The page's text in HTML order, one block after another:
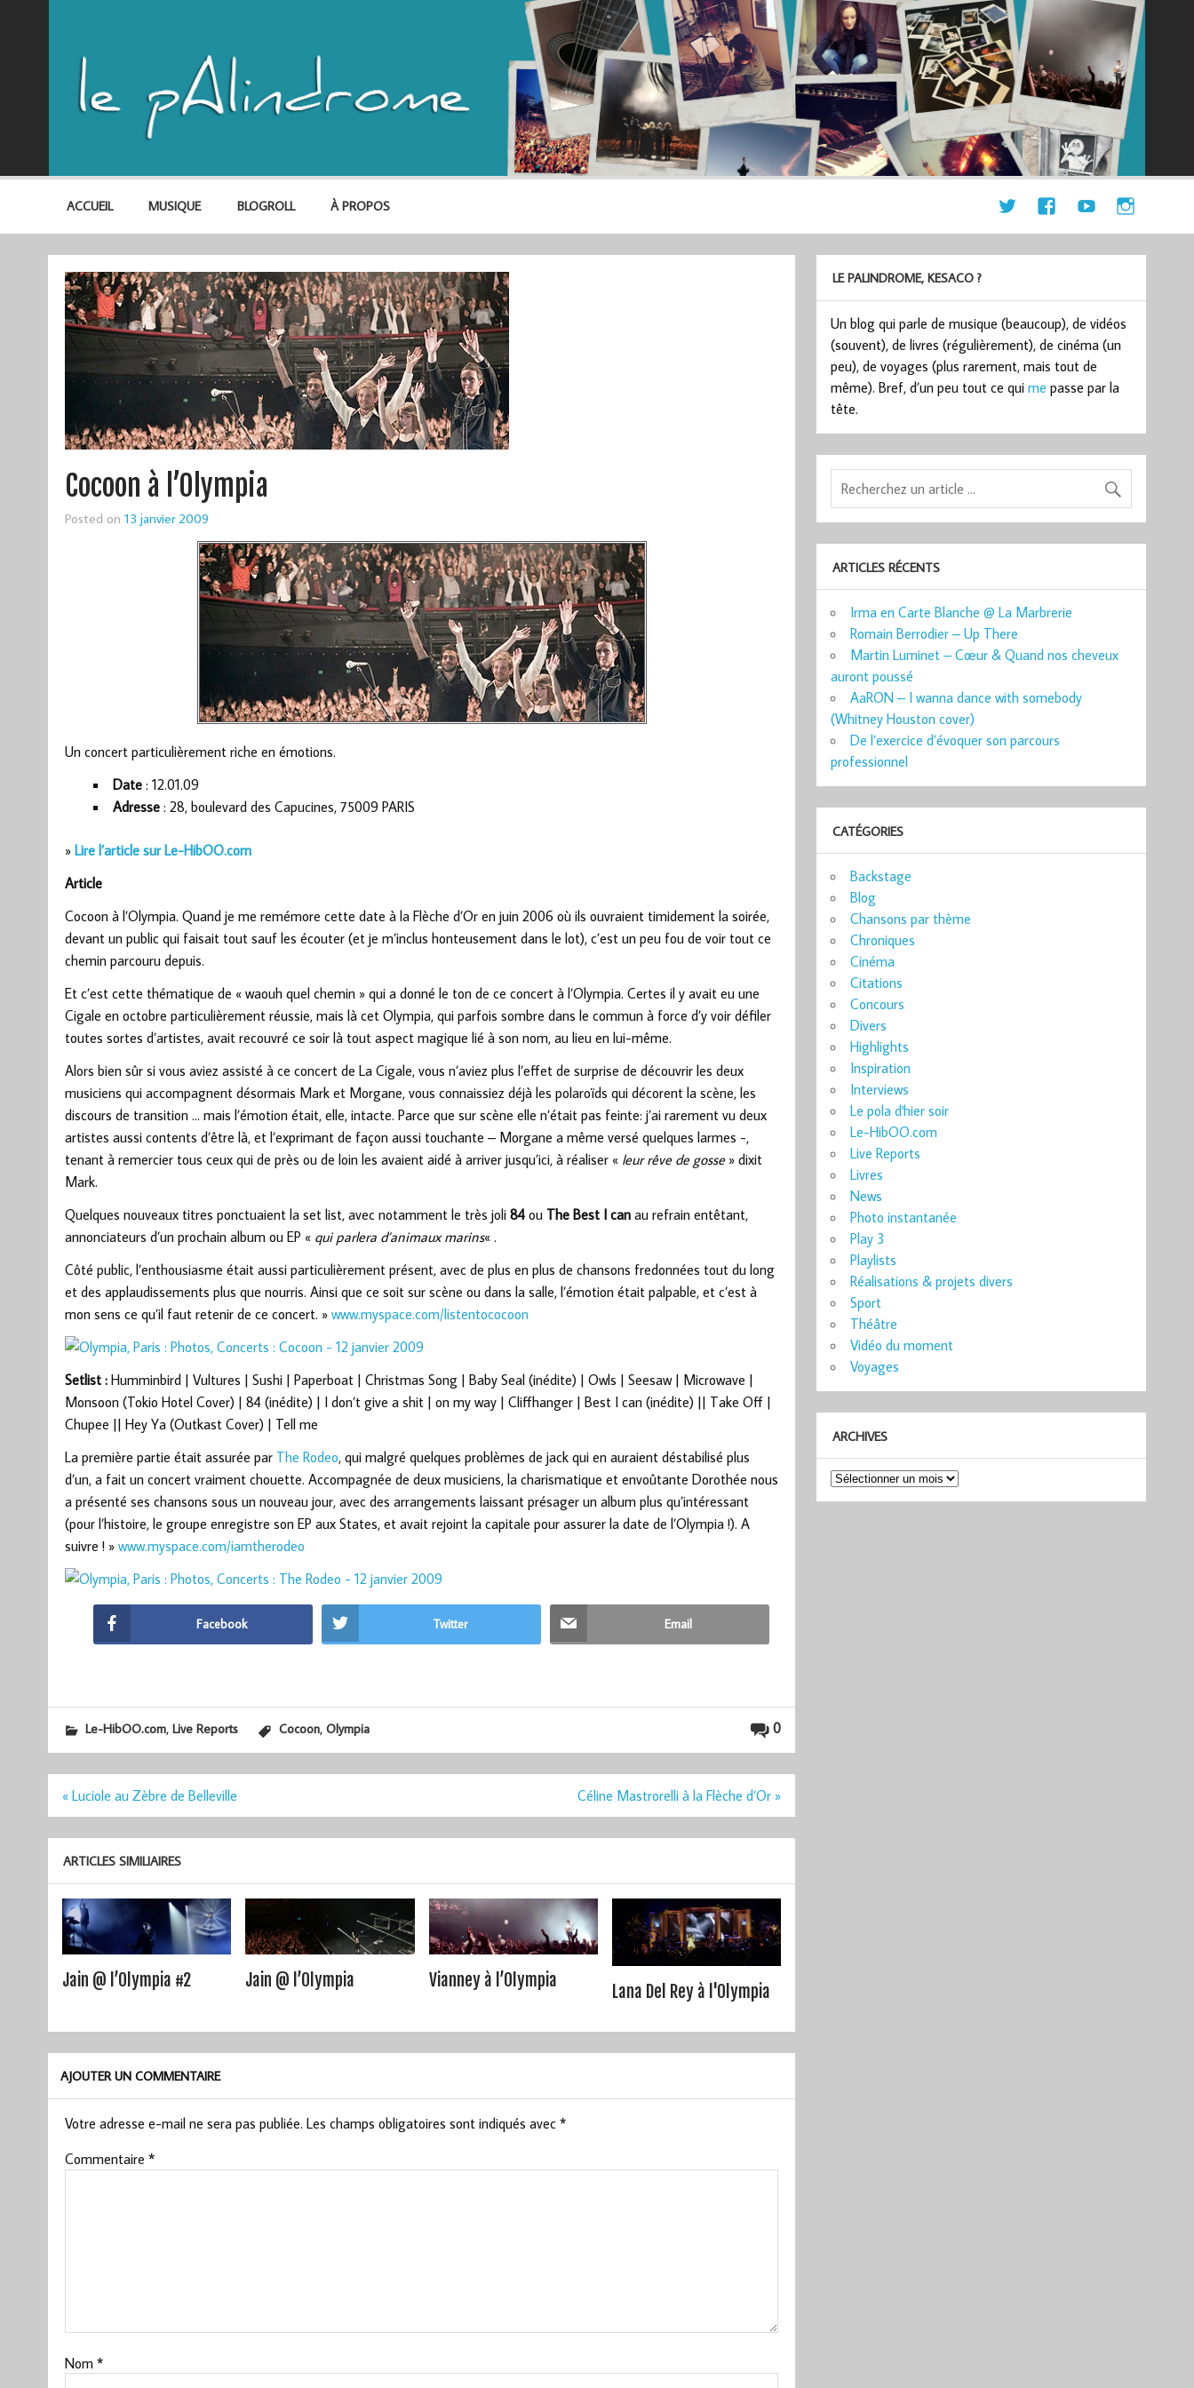
ACCUEIL MUSIQUE BLOGROLL À PROPOS
Cocoon à l’Olympia
Posted on 13 janvier 2009
Un concert particulièrement riche en émotions.
Date: 12.01.09
Adresse: 28, boulevard des Capucines, 75009 PARIS
» Lire l’article sur Le-HibOO.com
Article
Cocoon à l’Olympia. Quand je me remémore cette date à la Flèche d’Or en juin 2006 où ils ouvraient timidement la soirée,
devant un public qui faisait tout sauf les écouter (et je m’inclus honteusement dans le lot), c’est un peu fou de voir tout ce
chemin parcouru depuis.
Et c’est cette thématique de « waouh quel chemin » qui a donné le ton de ce concert à l’Olympia. Certes il y avait eu une
Cigale en octobre particulièrement réussie, mais là cet Olympia, qui parfois sombre dans le commun à force d’y voir défiler
toutes sortes d’artistes, avait recouvré ce soir là tout aspect magique lié à son nom, au lieu en lui-même.
Alors bien sûr si vous aviez assisté à ce concert de La Cigale, vous n’aviez plus l’effet de surprise de découvrir les deux
musiciens qui accompagnent désormais Mark et Morgane, vous connaissiez déjà les polaroïds qui décorent la scène, les
discours de transition … mais l’émotion était, elle, intacte. Parce que sur scène elle n’était pas feinte: j’ai rarement vu deux
artistes aussi contents d’être là, et l’exprimant de façon aussi touchante – Morgane a même versé quelques larmes -,
tenant à remercier tous ceux qui de près ou de loin les avaient aidé à arriver jusqu’ici, à réaliser « leur rêve de gosse» dixit
Mark.
Quelques nouveaux titres ponctuaient la set list, avec notamment le très joli 84ou The Best I canau refrain entêtant,
annonciateurs d’un prochain album ou EP « qui parlera d’animaux marins« .
Côté public, l’enthousiasme était aussi particulièrement présent, avec de plus en plus de chansons fredonnées tout du long
et des applaudissements plus que nourris. Ainsi que ce soit sur scène ou dans la salle, l’émotion était palpable, et c’est à
mon sens ce qu’il faut retenir de ce concert. » www.myspace.com/listentococoon
Setlist :Humminbird | Vultures | Sushi | Paperboat | Christmas Song | Baby Seal (inédite) | Owls | Seesaw | Microwave |
Monsoon (Tokio Hotel Cover) | 84 (inédite) | I don’t give a shit | on my way | Cliffhanger | Best I can (inédite) || Take Off |
Chupee || Hey Ya (Outkast Cover) | Tell me
La première partie était assurée par The Rodeo, qui malgré quelques problèmes de jack qui en auraient déstabilisé plus
d’un, a fait un concert vraiment chouette. Accompagnée de deux musiciens, la charismatique et envoûtante Dorothée nous
a présenté ses chansons sous un nouveau jour, avec des arrangements laissant présager un album plus qu’intéressant
(pour l’histoire, le groupe enregistre son EP aux States, et avait rejoint la capitale pour assurer la date de l’Olympia !). A
suivre ! » www.myspace.com/iamtherodeo
Facebook Twitter Email
0
Le-HibOO.com, Live Reports Cocoon, Olympia
Navigation
l’article
« Luciole au Zèbre de Belleville Céline Mastrorelli à la Flèche d’Or »
ARTICLES SIMILIAIRES
Jain @ l’Olympia #2 Jain @ l’Olympia Vianney à l’Olympia
Lana Del Rey à l'Olympia
AJOUTER UN COMMENTAIRE
Votre adresse e-mail ne sera pas publiée. Les champs obligatoires sont indiqués avec *
Commentaire *
Nom *
LE PALINDROME, KESACO ?
Un blog qui parle de musique (beaucoup), de vidéos
(souvent), de livres (régulièrement), de cinéma (un
peu), de voyages (plus rarement, mais tout de
même). Bref, d’un peu tout ce quime passe par la
tête.
ARTICLES RÉCENTS
Irma en Carte Blanche @ La Marbrerie
Romain Berrodier – Up There
Martin Luminet – Cœur & Quand nos cheveux
auront poussé
AaRON – I wanna dance with somebody
(Whitney Houston cover)
De l’exercice d’évoquer son parcours
professionnel
CATÉGORIES
Backstage
Blog
Chansons par thème
Chroniques
Cinéma
Citations
Concours
Divers
Highlights
Inspiration
Interviews
Le pola d'hier soir
Le-HibOO.com
Live Reports
Livres
News
Photo instantanée
Play 3
Playlists
Réalisations & projets divers
Sport
Théâtre
Vidéo du moment
Voyages
ARCHIVES
Archives